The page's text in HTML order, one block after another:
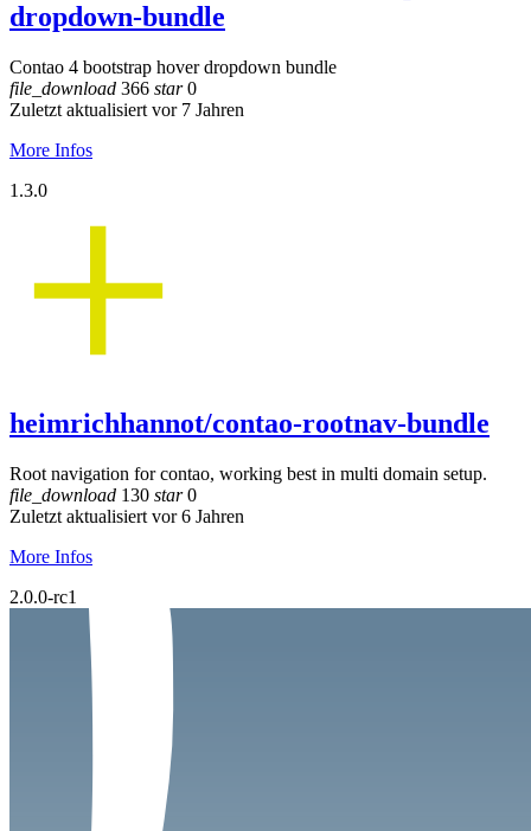
dropdown-bundle
Contao 4 bootstrap hover dropdown bundle
file_download 366 star0
Zuletzt aktualisiert vor 7 Jahren
More Infos
1.3.0
heimrichhannot/contao-rootnav-bundle
Root navigation for contao, working best in multi domain setup.
file_download 130 star0
Zuletzt aktualisiert vor 6 Jahren
More Infos
2.0.0-rc1